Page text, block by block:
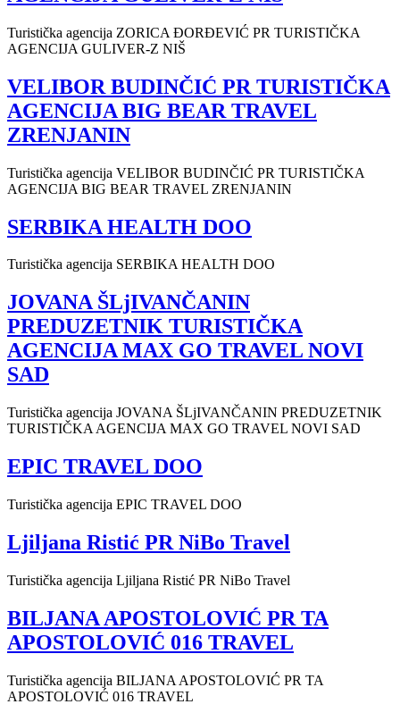
Turistička agencija ZORICA ĐORĐEVIĆ PR TURISTIČKA
AGENCIJA GULIVER-Z NIŠ
VELIBOR BUDINČIĆ PR TURISTIČKA
AGENCIJA BIG BEAR TRAVEL
ZRENJANIN
Turistička agencija VELIBOR BUDINČIĆ PR TURISTIČKA
AGENCIJA BIG BEAR TRAVEL ZRENJANIN
SERBIKA HEALTH DOO
Turistička agencija SERBIKA HEALTH DOO
JOVANA ŠLjIVANČANIN
PREDUZETNIK TURISTIČKA
AGENCIJA MAX GO TRAVEL NOVI
SAD
Turistička agencija JOVANA ŠLjIVANČANIN PREDUZETNIK
TURISTIČKA AGENCIJA MAX GO TRAVEL NOVI SAD
EPIC TRAVEL DOO
Turistička agencija EPIC TRAVEL DOO
Ljiljana Ristić PR NiBo Travel
Turistička agencija Ljiljana Ristić PR NiBo Travel
BILJANA APOSTOLOVIĆ PR TA
APOSTOLOVIĆ 016 TRAVEL
Turistička agencija BILJANA APOSTOLOVIĆ PR TA
APOSTOLOVIĆ 016 TRAVEL